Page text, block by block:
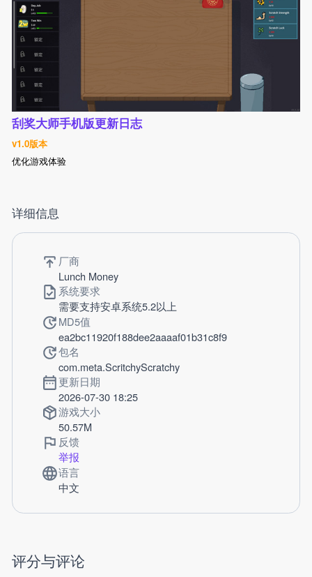
刮奖大师手机版更新日志
v1.0版本
优化游戏体验
详细信息
厂商
Lunch Money
系统要求
需要支持安卓系统5.2以上
MD5值
ea2bc11920f188dee2aaaaf01b31c8f9
包名
com.meta.ScritchyScratchy
更新日期
2026-07-30 18:25
游戏大小
50.57M
反馈
举报
语言
中文
评分与评论